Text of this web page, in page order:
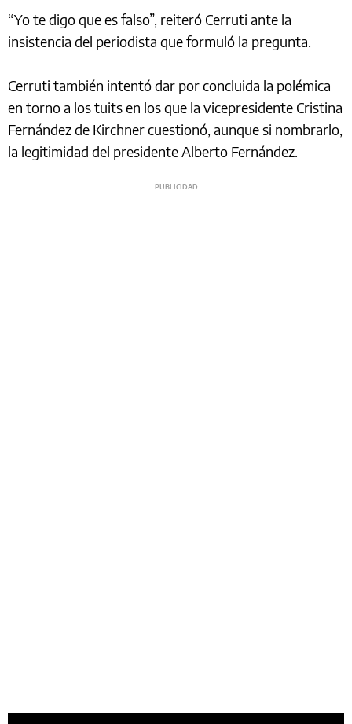
“Yo te digo que es falso”, reiteró Cerruti ante la
insistencia del periodista que formuló la pregunta.
Cerruti también intentó dar por concluida la polémica
en torno a los tuits en los que la vicepresidente Cristina
Fernández de Kirchner cuestionó, aunque si nombrarlo,
la legitimidad del presidente Alberto Fernández.